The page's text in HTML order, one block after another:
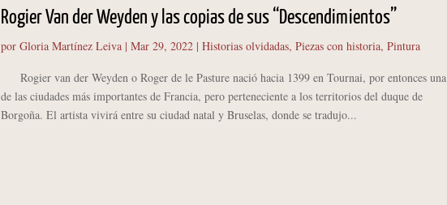
Rogier Van der Weyden y las copias de sus “Descendimientos”
por Gloria Martínez Leiva| Mar 29, 2022| Historias olvidadas, Piezas con historia, Pintura
Rogier van der Weyden o Roger de le Pasture nació hacia 1399 en Tournai, por entonces una
de las ciudades más importantes de Francia, pero perteneciente a los territorios del duque de
Borgoña. El artista vivirá entre su ciudad natal y Bruselas, donde se tradujo...